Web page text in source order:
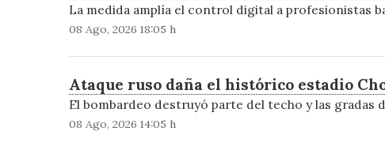
La medida amplía el control digital a profesionistas
08 Ago, 2026 18:05 h
Ataque ruso daña el histórico estadio
El bombardeo destruyó parte del techo y las
08 Ago, 2026 14:05 h